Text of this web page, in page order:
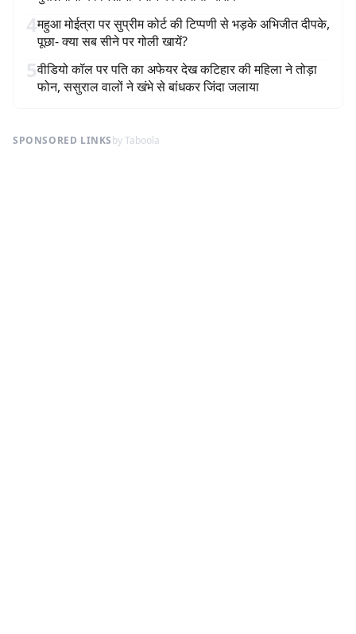
4महुआ मोईत्रा पर सुप्रीम कोर्ट की टिप्पणी से भड़के अभिजीत दीपके,
पूछा- क्या सब सीने पर गोली खायें?
5वीडियो कॉल पर पति का अफेयर देख कटिहार की महिला ने तोड़ा
फोन, ससुराल वालों ने खंभे से बांधकर जिंदा जलाया
SPONSORED LINKSby Taboola